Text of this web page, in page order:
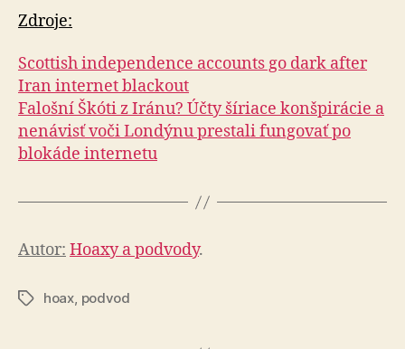
Zdroje:
Scottish independence accounts go dark after
Iran internet blackout
Falošní Škóti z Iránu? Účty šíriace konšpirácie a
nenávisť voči Londýnu prestali fungovať po
blokáde internetu
Autor: Hoaxy a podvody.
Značky
hoax, podvod